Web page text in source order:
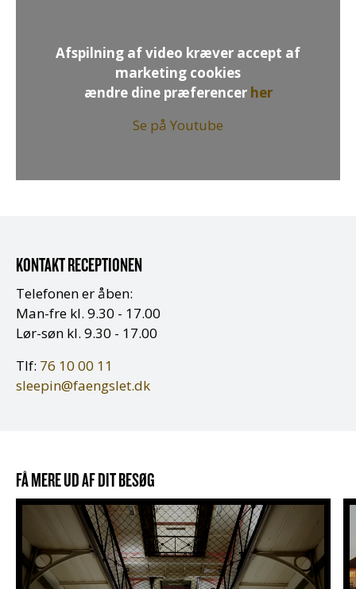
Afspilning af video kræver accept af
marketing cookies
ændre dine præferencer her
Se på Youtube
KONTAKT RECEPTIONEN
Telefonen er åben:
Man-fre kl. 9.30 - 17.00
Lør-søn kl. 9.30 - 17.00
Tlf: 76 10 00 11
sleepin@faengslet.dk
FÅ MERE UD AF DIT BESØG
Fængselsmuseet